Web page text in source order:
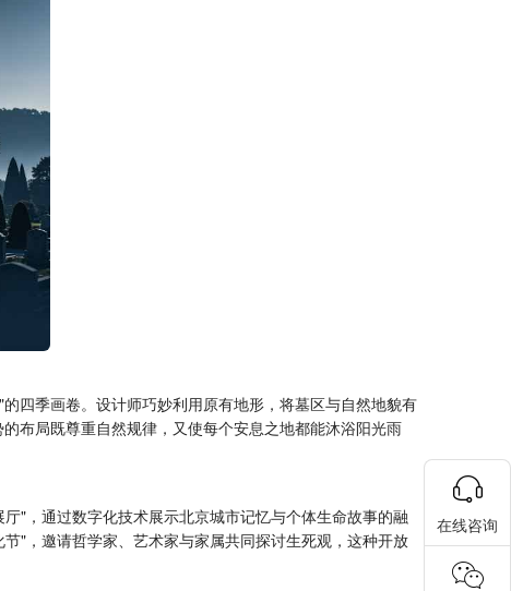
四季画卷。设计师巧妙利用原有地形，将墓区与自然地貌有
布局既尊重自然规律，又使每个安息之地都能沐浴阳光雨
"，通过数字化技术展示北京城市记忆与个体生命故事的融
"，邀请哲学家、艺术家与家属共同探讨生死观，这种开放
在线咨询